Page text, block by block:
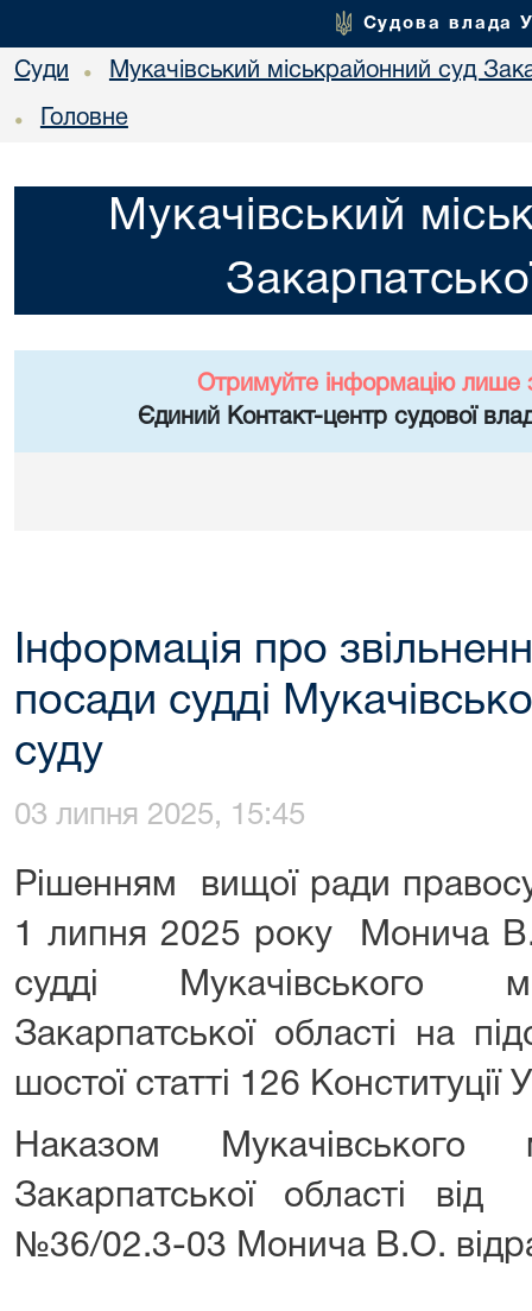
Судова влада
Суди • Мукачівський міськрайонний суд
• Головне
Мукачівський
Отримуйте інформацію лише
Єдиний Контакт-центр судової
Інформація про
посади судді
суду
03 липня 2025, 15:45
Рішенням вищої ради
1 липня 2025 року Монича
судді Мукачівського
Закарпатської області на
шостої статті 126 Конституції
Наказом Мукачівського
Закарпатської області
№36/02.3-03 Монича В.О.